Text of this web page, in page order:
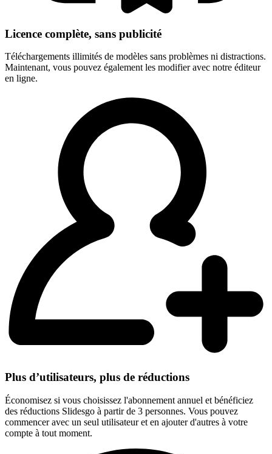
Licence complète, sans publicité
Téléchargements illimités de modèles sans problèmes ni distractions.
Maintenant, vous pouvez également les modifier avec notre éditeur
en ligne.
Plus d’utilisateurs, plus de réductions
Économisez si vous choisissez l'abonnement annuel et bénéficiez
des réductions Slidesgo à partir de 3 personnes. Vous pouvez
commencer avec un seul utilisateur et en ajouter d'autres à votre
compte à tout moment.